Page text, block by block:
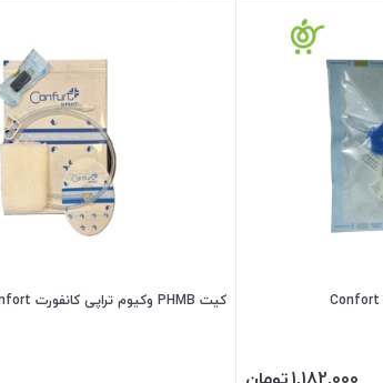
کیت PHMB وکیوم تراپی کانفورت Confort